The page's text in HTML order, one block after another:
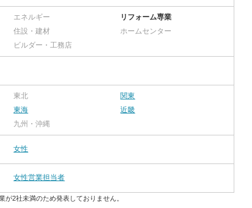
エネルギー
リフォーム専業
住設・建材
ホームセンター
ビルダー・工務店
東北
関東
東海
近畿
九州・沖縄
女性
女性営業担当者
2社未満のため発表しておりません。